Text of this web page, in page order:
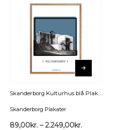
Skanderborg Plakater
89,00kr. – 2.249,00kr.